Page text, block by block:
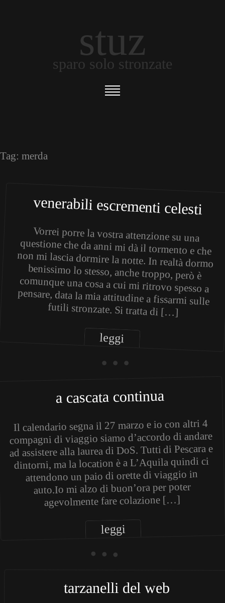
stuz
sparo solo stronzate
Tag: merda
venerabili escrementi celesti
Vorrei porre la vostra attenzione su una
questione che da anni mi dà il tormento e che
non mi lascia dormire la notte. In realtà dormo
benissimo lo stesso, anche troppo, però è
comunque una cosa a cui mi ritrovo spesso a
pensare, data la mia attitudine a fissarmi sulle
futili stronzate. Si tratta di […]
leggi
• • •
a cascata continua
Il calendario segna il 27 marzo e io con altri 4
compagni di viaggio siamo d’accordo di andare
ad assistere alla laurea di DoS. Tutti di Pescara e
dintorni, ma la location è a L’Aquila quindi ci
attendono un paio di orette di viaggio in
auto.Io mi alzo di buon’ora per poter
agevolmente fare colazione […]
leggi
• • •
tarzanelli del web